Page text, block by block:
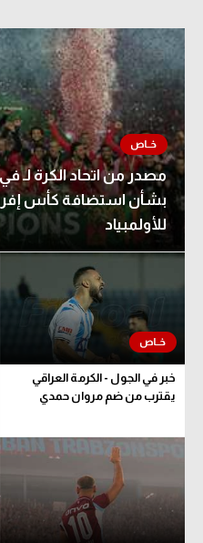
مصدر من اتحاد الكرة لـ
للأولمبياد
خبر في الجول - الكرمة العراقي
يقترب من ضم مروان حمدي